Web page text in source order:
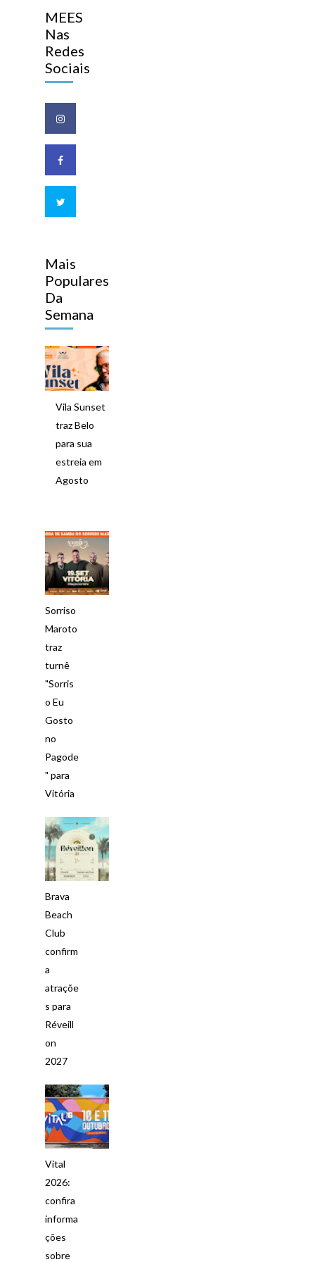
MEES
Nas
Redes
Sociais
Mais
Populares
Da
Semana
Vila Sunset
traz Belo
para sua
estreia em
Agosto
Sorriso
Maroto
traz
turnê
"Sorris
o Eu
Gosto
no
Pagode
" para
Vitória
Brava
Beach
Club
confirm
a
atraçõe
s para
Réveill
on
2027
Vital
2026:
confira
informa
ções
sobre